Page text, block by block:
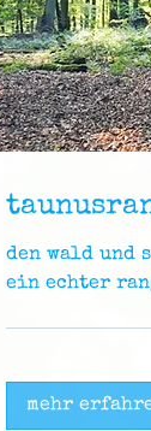
den wald und
ein echter
mehr